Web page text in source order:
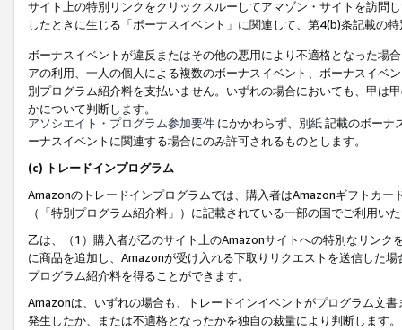
サイト上の特別リンクをクリックスルーしてアマゾン・サイトを訪問
したときに生じる「ボーナスイベント」に関連して、第4(b)条記載の
ボーナスイベントが違反またはその他の悪用により不適格となった場
アの利用、一人の個人による複数のボーナスイベント、ボーナスイベ
別プログラム紹介料を支払いません。いずれの場合においても、甲は
かについて判断します。
アソシエイト・プログラム参加要件 にかかわらず、 別紙記載のボーナ
ーナスイベントに関連する場合にのみ許可されるものとします。
(c) トレードインプログラム
Amazonのトレードインプログラムでは、購入者はAmazonギフトカ
（「特別プログラム紹介料」）に記載されている一部の国でご利用い
乙は、（1）購入者が乙のサイト上のAmazonサイトへの特別なリン
に商品を追加し、Amazonが受け入れる下取りリクエストを送信した
プログラム紹介料を得ることができます。
Amazonは、いずれの場合も、トレードインイベントがプログラム文
発生したか、または不適格となったかを独自の裁量により判断します。